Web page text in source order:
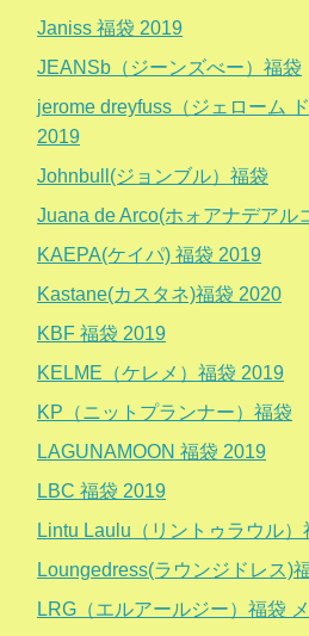
Janiss 福袋 2019
JEANSb（ジーンズべー）福袋
jerome dreyfuss（ジェローム
2019
Johnbull(ジョンブル）福袋
Juana de Arco(ホォアナデアル
KAEPA(ケイパ) 福袋 2019
Kastane(カスタネ)福袋 2020
KBF 福袋 2019
KELME（ケレメ）福袋 2019
KP（ニットプランナー）福袋
LAGUNAMOON 福袋 2019
LBC 福袋 2019
Lintu Laulu（リントゥラウル）
Loungedress(ラウンジドレス)
LRG（エルアールジー）福袋